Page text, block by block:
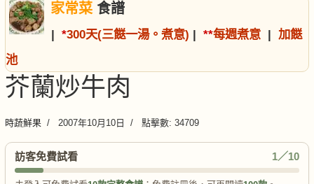
家常菜食譜
| *300天(三餸一湯。煮意) | **每週煮意 | 加餸
池
芥蘭炒牛肉
時蔬鮮果 2007年10月10日 點擊數: 34709
訪客免費試看 1／10